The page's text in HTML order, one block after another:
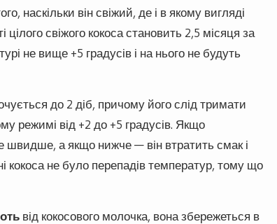
наскільки він свіжий, де і в якому вигляді
свіжого кокоса становить 2,5 місяця за
не вище +5 градусів і на нього не будуть
до 2 діб, причому його слід тримати
режимі від +2 до +5 градусів. Якщо
швидше, а якщо нижче — він втратить смак і
кокоса не було перепадів температур, тому що
від кокосового молочка, вона збережеться в